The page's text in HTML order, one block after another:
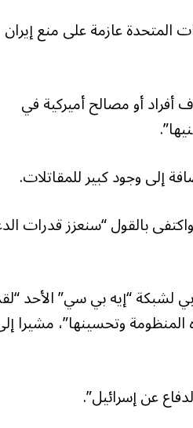
المتحدة عازمة على منع إيران
أفراد أو مصالح أميركية في
إلى وجود كبير للمقاتلات.
بالقول “سنعزز قدرات
“إيه بي سي” الأحد
وتحسينها”، مشيرا
عن إسرائيل”.